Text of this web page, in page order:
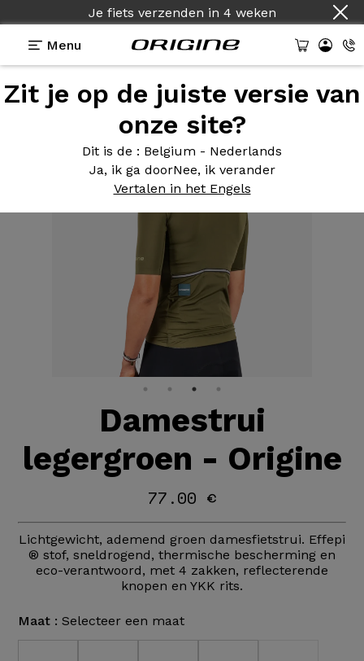
Je fiets verzenden in 4 weken
Menu
Zit je op de juiste versie van
onze site?
Dit is de : Belgium - Nederlands
Ja, ik ga doorNee, ik verander
Vertalen in het Engels
Uitrusting>Kleding>Damestrui legergroen
Damestrui
legergroen - Origine
77.00 €
Lichtgewicht, ademend groen damesfietstrui. Effepi
® stof, sneldrogend, thermische bescherming en
eco-verantwoord, met 4 zakken, reflecterende
knopen en YKK rits.
Maat : Selecteer een maat